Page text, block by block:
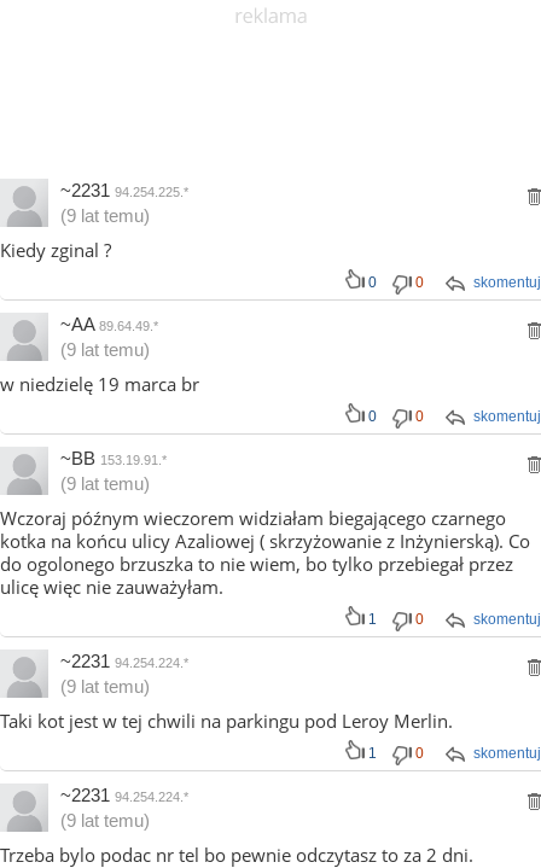
~2231 94.254.225.*
(9 lat temu)
Kiedy zginal ?
skomentuj
0 0
~AA 89.64.49.*
(9 lat temu)
w niedzielę 19 marca br
skomentuj
0 0
~BB 153.19.91.*
(9 lat temu)
Wczoraj późnym wieczorem widziałam biegającego czarnego
kotka na końcu ulicy Azaliowej ( skrzyżowanie z Inżynierską). Co
do ogolonego brzuszka to nie wiem, bo tylko przebiegał przez
ulicę więc nie zauważyłam.
skomentuj
1 0
~2231 94.254.224.*
(9 lat temu)
Taki kot jest w tej chwili na parkingu pod Leroy Merlin.
skomentuj
1 0
~2231 94.254.224.*
(9 lat temu)
Trzeba bylo podac nr tel bo pewnie odczytasz to za 2 dni.